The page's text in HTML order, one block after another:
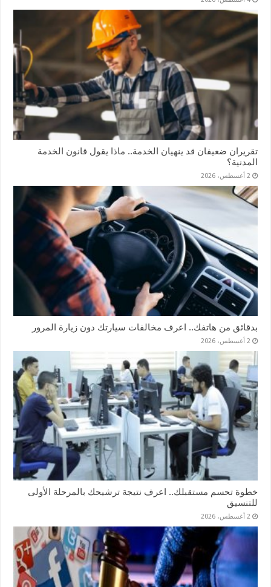
تقريران ضعيفان قد ينهيان الخدمة.. ماذا يقول قانون الخدمة
المدنية؟
2 أغسطس، 2026
بدقائق من هاتفك.. اعرف مخالفات سيارتك دون زيارة المرور
2 أغسطس، 2026
خطوة تحسم مستقبلك.. اعرف نتيجة ترشيحك بالمرحلة الأولى
للتنسيق
2 أغسطس، 2026